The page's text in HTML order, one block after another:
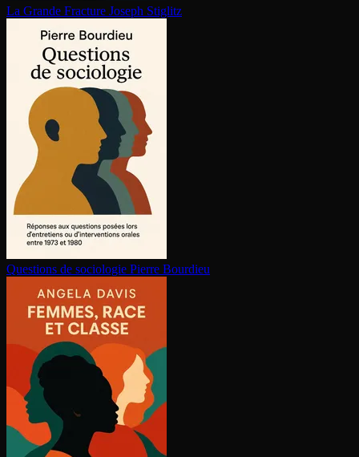
La Grande Fracture Joseph Stiglitz
Questions de sociologie Pierre Bourdieu